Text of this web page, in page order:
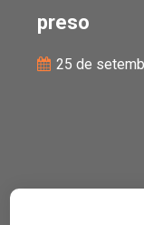
preso
25 de